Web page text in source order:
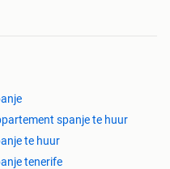
, La Pineda , Miami
land ,enz...
spanje te huur
te huur
tenerife